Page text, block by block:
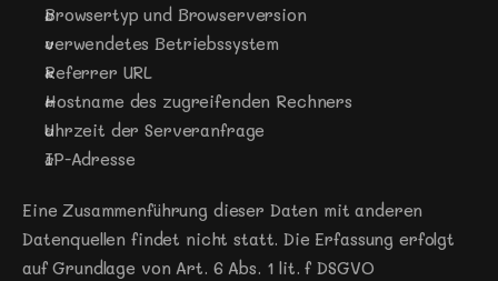
Browsertyp und Browserversion
verwendetes Betriebssystem
Referrer URL
Hostname des zugreifenden Rechners
Uhrzeit der Serveranfrage
IP-Adresse
Eine Zusammenführung dieser Daten mit anderen
Datenquellen findet nicht statt. Die Erfassung erfolgt
auf Grundlage von Art. 6 Abs. 1 lit. f DSGVO